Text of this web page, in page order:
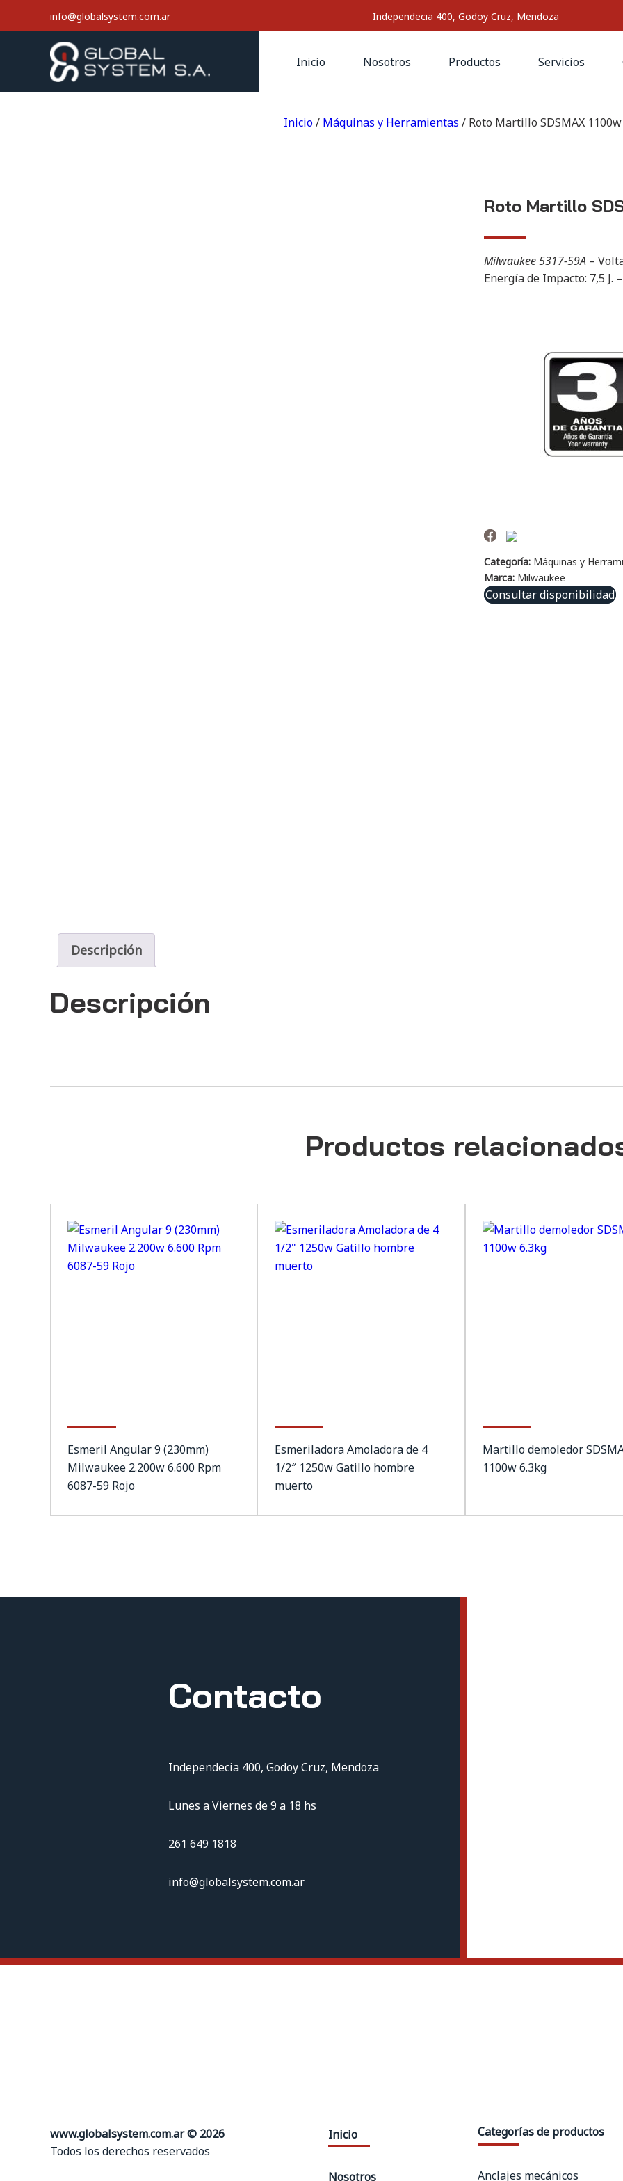
info@globalsystem.com.ar Independecia 400, Godoy Cruz, Mendoza
Inicio Nosotros Productos Servicios
Inicio/ Máquinas y Herramientas / Roto Martillo SDSMAX
Roto Martillo
Milwaukee 5317-59A –
Energía de Impacto: 7,5
Categoría: Máquinas y
Marca: Milwaukee
Consultar disponibilidad
Descripción
Descripción
Productos
Esmeril Angular 9 (230mm)
Milwaukee 2.200w 6.600 Rpm
6087-59 Rojo
Esmeriladora Amoladora de 4
1/2″ 1250w Gatillo hombre
muerto
Martillo demoledor
1100w 6.3kg
Contacto
Independecia 400, Godoy Cruz, Mendoza
Lunes a Viernes de 9 a 18 hs
261 649 1818
info@globalsystem.com.ar
www.globalsystem.com.ar © 2026
Todos los derechos reservados
Inicio
Nosotros
Categorías de productos
Anclajes mecánicos